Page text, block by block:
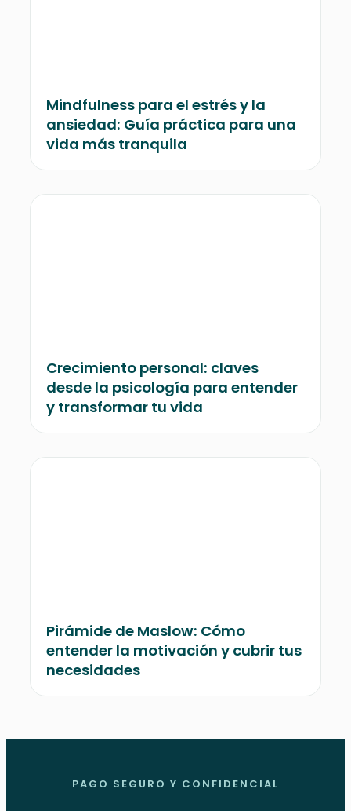
Mindfulness para el estrés y la
ansiedad: Guía práctica para una
vida más tranquila
Crecimiento personal: claves
desde la psicología para entender
y transformar tu vida
Pirámide de Maslow: Cómo
entender la motivación y cubrir tus
necesidades
PAGO SEGURO Y CONFIDENCIAL